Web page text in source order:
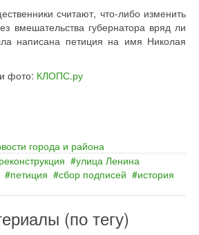
считают, что-либо изменить
вмешательства губернатора вряд ли
написана петиция на имя Николая
фото: КЛОПС.ру
города и района
реконструкция
улица Ленина
петиция сбор подписей
история
(по тегу)